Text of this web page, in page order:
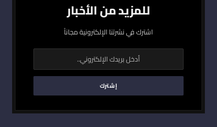
للمزيد من الأخبار
اشترك في نشرتنا الإلكترونية مجاناً